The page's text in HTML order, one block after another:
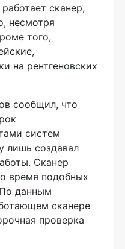
сканер,
несмотря
того,
на рентгеновских
сообщил, что
систем
лишь создавал
Сканер
время подобных
данным
сканере
проверка